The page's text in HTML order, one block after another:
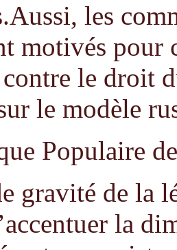
les
motivés pour
le droit
le modèle
Populaire
gravité de la
la